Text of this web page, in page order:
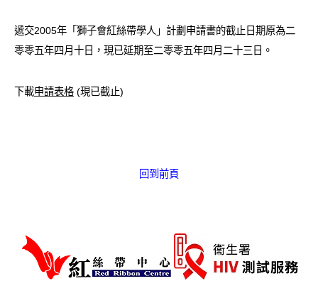
統計數字
愛滋病病毒感染與醫護人員專家組
遞交2005年「獅子會紅絲帶學人」計劃申請書的截止日期原為二
零零五年四月十日，現已延期至二零零五年四月二十三日。
下載申請表格 (現已截止)
回到前頁